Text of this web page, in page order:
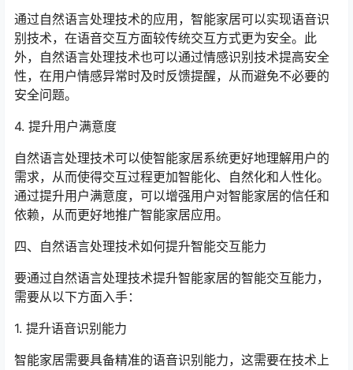
通过自然语言处理技术的应用，智能家居可以实现语音识
别技术，在语音交互方面较传统交互方式更为安全。此
外，自然语言处理技术也可以通过情感识别技术提高安全
性，在用户情感异常时及时反馈提醒，从而避免不必要的
安全问题。
4. 提升用户满意度
自然语言处理技术可以使智能家居系统更好地理解用户的
需求，从而使得交互过程更加智能化、自然化和人性化。
通过提升用户满意度，可以增强用户对智能家居的信任和
依赖，从而更好地推广智能家居应用。
四、自然语言处理技术如何提升智能交互能力
要通过自然语言处理技术提升智能家居的智能交互能力，
需要从以下方面入手：
1. 提升语音识别能力
智能家居需要具备精准的语音识别能力，这需要在技术上